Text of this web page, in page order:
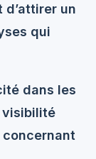
un
qui
dans les
visibilité
concernant